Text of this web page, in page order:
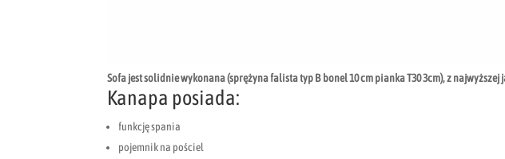
Sofa jest solidnie wykonana (sprężyna falista typ B bonel 10 cm pianka T30 3cm), z najwyższej
Kanapa posiada:
funkcję spania
pojemnik na pościel